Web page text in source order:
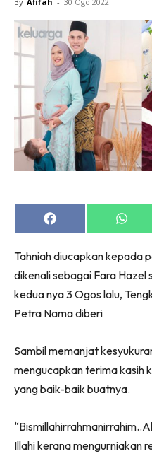
Share
on
Share
on
Tahniah diucapkan kepada
dikenali sebagai Fara Hazel
kedua nya 3 Ogos lalu,
Petra Nama diberi
Sambil memanjat
mengucapkan terima kasih
yang baik-baik buatnya.
Illahi kerana mengurniakan